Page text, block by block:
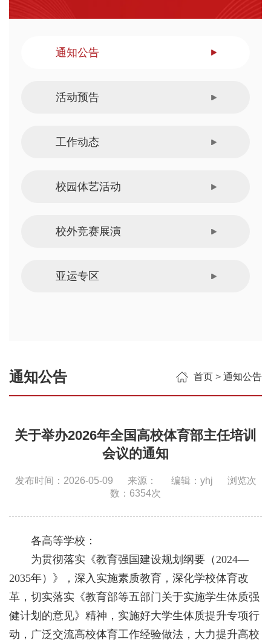
通知公告
活动预告
工作动态
校园体艺活动
校外竞赛展演
亚运专区
通知公告 首页 > 通知公告
关于举办2026年全国高校体育部主任培训
会议的通知
发布时间：2026-05-09 来源： 编辑：yhj
浏览次
数：6354次
各高等学校：
为贯彻落实《教育强国建设规划纲要（2024—
2035年）》，深入实施素质教育，深化学校体育改
革，切实落实《教育部等五部门关于实施学生体质强
健计划的意见》精神，实施好大学生体质提升专项行
动，广泛交流高校体育工作经验做法，大力提升高校